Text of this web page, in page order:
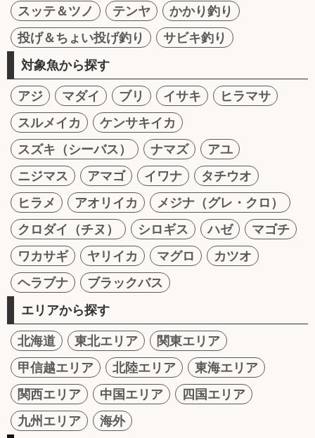
スッテ＆ツノ
テンヤ
かかり釣り
投げ＆ちょい投げ釣り
サビキ釣り
対象魚から探す
アジ マダイ ブリ イサキ
ヒラマサ
スルメイカ
ケンサキイカ
スズキ（シーバス）
ナマズ
アユ
ニジマス
アマゴ イワナ
タチウオ
ヒラメ
アオリイカ
メジナ（グレ・クロ）
クロダイ（チヌ）
シロギス ハゼ
マゴチ
ワカサギ
ヤリイカ マグロ
カツオ
ヘラブナ
ブラックバス
エリアから探す
北海道 東北エリア
関東エリア
甲信越エリア
北陸エリア
東海エリア
関西エリア
中国エリア
四国エリア
九州エリア
海外